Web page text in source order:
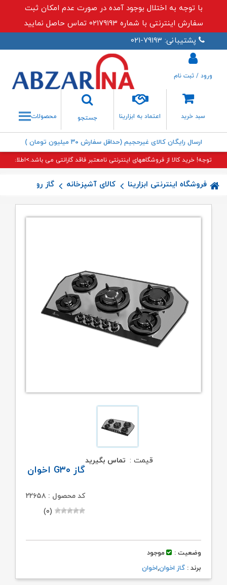
با توجه به اختلال بوجود آمده در صورت عدم امکان ثبت
سفارش اینترنتی با شماره ۰۲۱۷۹۱۹۳ تماس حاصل نمایید
پشتیبانی: ۷۹۱۹۳-۰۲۱
سبد خرید اعتماد به ابزارینا
جستجو
جستجو
ورود / ثبت نام
محصولات
ارسال رایگان کالای غیرحجیم (حداقل سفارش ۳۰ میلیون تومان )
توجه! خرید کالا از فروشگاههای اینترنتی نامعتبر فاقد گارانتی می باشد.>اطلاعات
فروشگاه اینترنتی ابزارینا کالای آشپزخانه گاز رومیزی
گاز G۳۰ اخوان
کد محصول : ۲۲۶۵۸
(۰)
قیمت : تماس بگیرید
وضعیت :
موجود
برند : گاز اخوان,اخوان